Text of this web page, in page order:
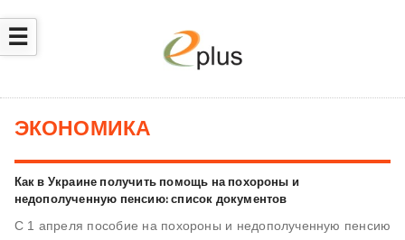
☰
ЭКОНОМИКА
​Как в Украине получить помощь на похороны и
недополученную пенсию: список документов
С 1 апреля пособие на похороны и недополученную пенсию